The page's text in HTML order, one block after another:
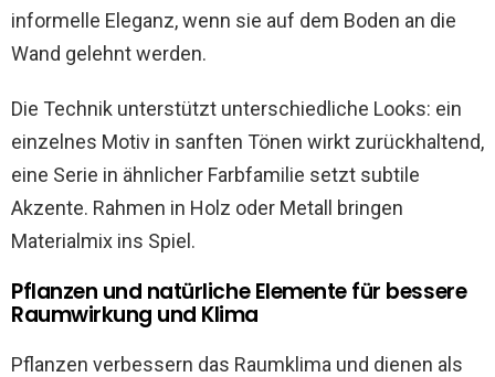
informelle Eleganz, wenn sie auf dem Boden an die
Wand gelehnt werden.
Die Technik unterstützt unterschiedliche Looks: ein
einzelnes Motiv in sanften Tönen wirkt zurückhaltend,
eine Serie in ähnlicher Farbfamilie setzt subtile
Akzente. Rahmen in Holz oder Metall bringen
Materialmix ins Spiel.
Pflanzen und natürliche Elemente für bessere
Raumwirkung und Klima
Pflanzen verbessern das Raumklima und dienen als